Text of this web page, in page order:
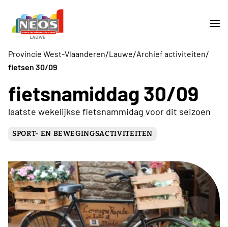
Provincie West-Vlaanderen/Lauwe/Archief activiteiten/
fietsen 30/09
fietsnamiddag 30/09
laatste wekelijkse fietsnammidag voor dit seizoen
SPORT- EN BEWEGINGSACTIVITEITEN